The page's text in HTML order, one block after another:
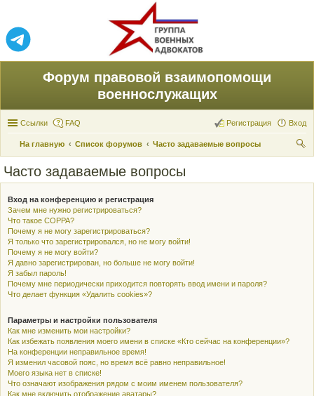
Форум правовой взаимопомощи
военнослужащих
Ссылки FAQ Вход
Регистрация
На главную Список форумов
Часто задаваемые вопросы
Часто задаваемые вопросы
Вход на конференцию и регистрация
Зачем мне нужно регистрироваться?
Что такое COPPA?
Почему я не могу зарегистрироваться?
Я только что зарегистрировался, но не могу войти!
Почему я не могу войти?
Я давно зарегистрирован, но больше не могу войти!
Я забыл пароль!
Почему мне периодически приходится повторять ввод имени и пароля?
Что делает функция «Удалить cookies»?
Параметры и настройки пользователя
Как мне изменить мои настройки?
Как избежать появления моего имени в списке «Кто сейчас на конференции»?
На конференции неправильное время!
Я изменил часовой пояс, но время всё равно неправильное!
Моего языка нет в списке!
Что означают изображения рядом с моим именем пользователя?
Как мне включить отображение аватары?